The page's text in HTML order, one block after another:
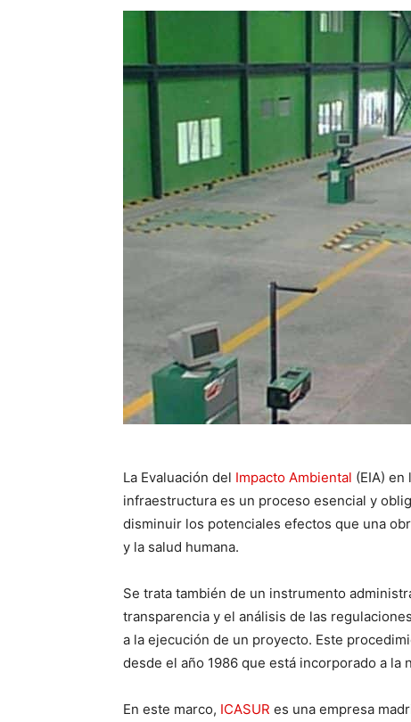
La Evaluación del Impacto Ambiental (EIA)
infraestructura es un proceso esencial y
disminuir los potenciales efectos que una
y la salud humana.
Se trata también de un instrumento
transparencia y el análisis de las
a la ejecución de un proyecto. Este
desde el año 1986 que está incorporado a la
En este marco, ICASUR es una empresa